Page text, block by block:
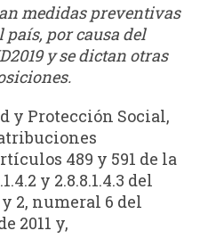
medidas preventivas
por causa del
y se dictan otras
y Protección Social,
489 y 591 de la
y 2.8.8.1.4.3 del
y 2, numeral 6 del
2011 y,